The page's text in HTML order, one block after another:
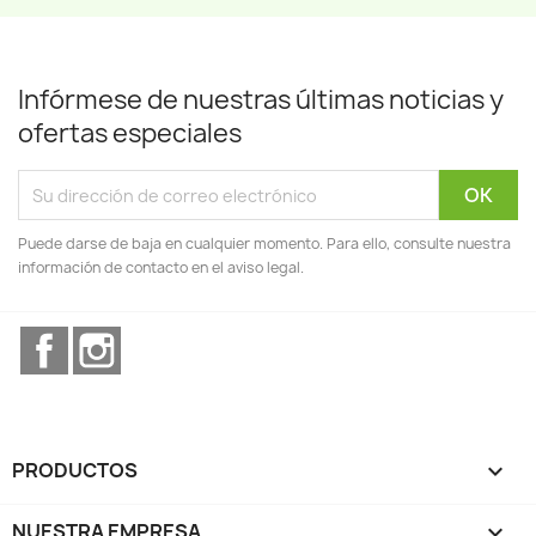
Infórmese de nuestras últimas noticias y
ofertas especiales
Puede darse de baja en cualquier momento. Para ello, consulte nuestra
información de contacto en el aviso legal.
Facebook
PRODUCTOS 